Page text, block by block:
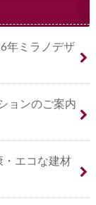
年ミラノデザ
ョンのご案内
・エコな建材